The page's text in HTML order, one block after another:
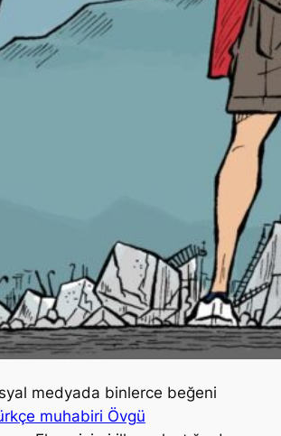
medyada binlerce beğeni
muhabiri Övgü